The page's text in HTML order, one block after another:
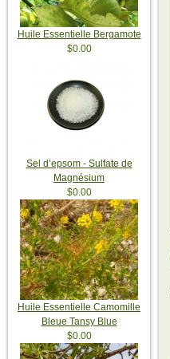
Huile Essentielle Bergamote
$0.00
Sel d’epsom - Sulfate de
Magnésium
$0.00
Huile Essentielle Camomille
Bleue Tansy Blue
$0.00